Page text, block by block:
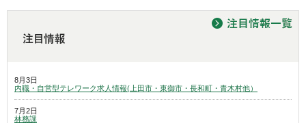
8月3日
内職・自営型テレワーク求人情報(上田市・東御市・長和町・青木村他）
7月2日
林務課